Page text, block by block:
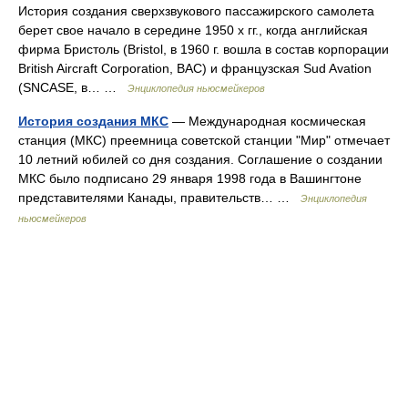
История создания сверхзвукового пассажирского самолета
берет свое начало в середине 1950 х гг., когда английская
фирма Бристоль (Bristol, в 1960 г. вошла в состав корпорации
British Aircraft Corporation, ВАС) и французская Sud Avation
(SNCASE, в… …
Энциклопедия ньюсмейкеров
История создания МКС — Международная космическая
станция (МКС) преемница советской станции "Мир" отмечает
10 летний юбилей со дня создания. Соглашение о создании
МКС было подписано 29 января 1998 года в Вашингтоне
представителями Канады, правительств… …
Энциклопедия
ньюсмейкеров